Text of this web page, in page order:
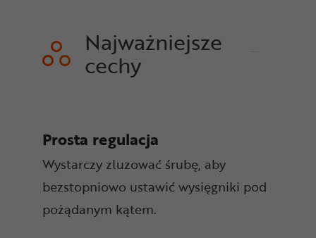
Najważniejsze
cechy
Prosta regulacja
Wystarczy zluzować śrubę, aby
bezstopniowo ustawić wysięgniki pod
pożądanym kątem.